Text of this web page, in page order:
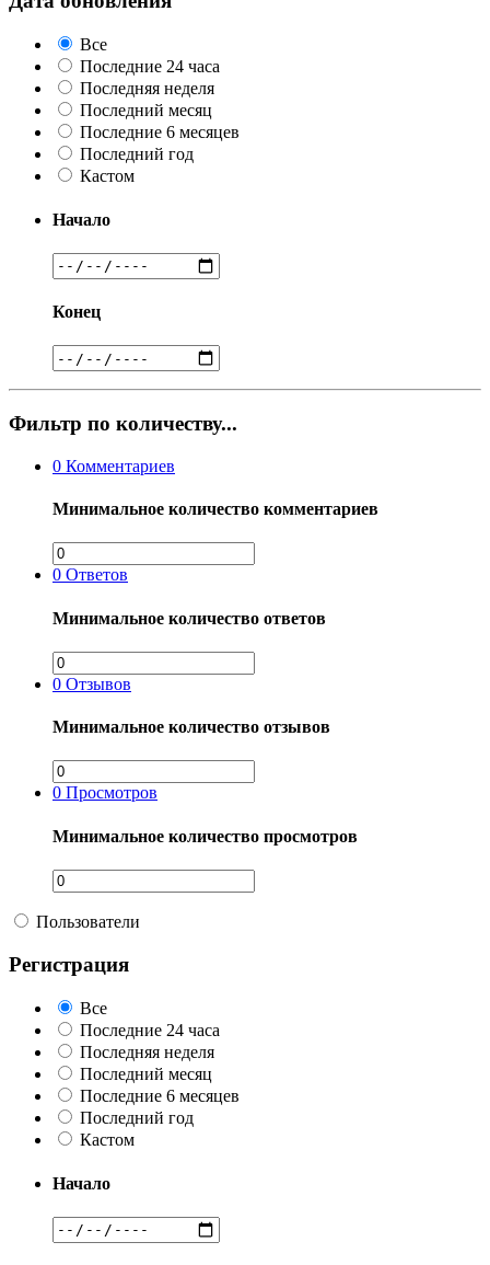
Все
Последние 24 часа
Последняя неделя
Последний месяц
Последние 6 месяцев
Последний год
Кастом
Начало
Конец
Фильтр по количеству...
0 Комментариев
Минимальное количество комментариев
0 Ответов
Минимальное количество ответов
0 Отзывов
Минимальное количество отзывов
0 Просмотров
Минимальное количество просмотров
Пользователи
Регистрация
Все
Последние 24 часа
Последняя неделя
Последний месяц
Последние 6 месяцев
Последний год
Кастом
Начало